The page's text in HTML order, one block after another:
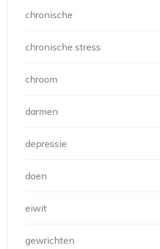
chronische
chronische stress
chroom
darmen
depressie
doen
eiwit
gewrichten